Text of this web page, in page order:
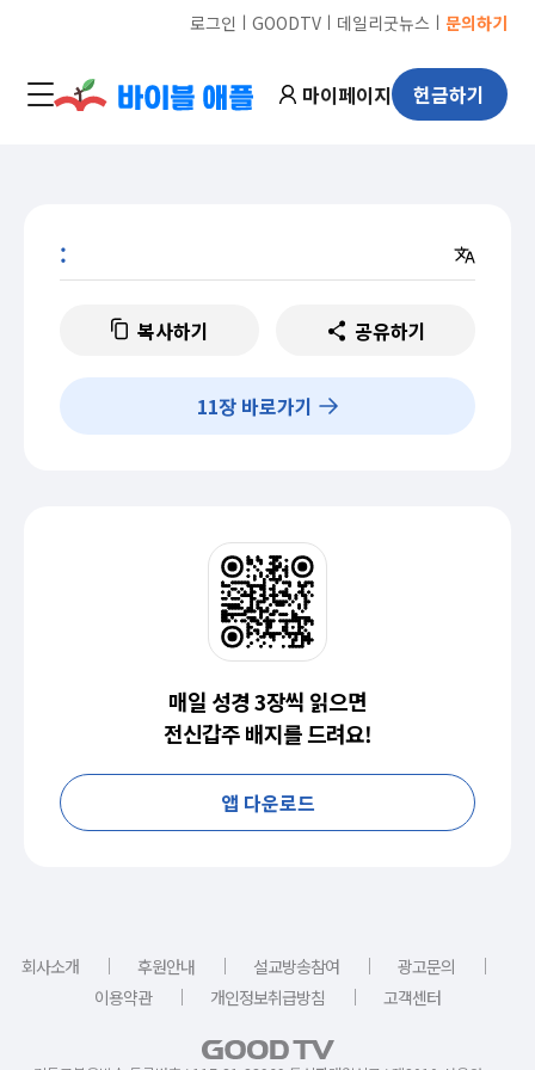
로그인 ㅣ GOODTVㅣ 데일리굿뉴스 ㅣ 문의하기
마이페이지 헌금하기
:
복사하기 공유하기
11장 바로가기
매일 성경 3장씩 읽으면
전신갑주 배지를 드려요!
앱 다운로드
회사소개 ｜ 후원안내 ｜ 설교방송참여 ｜ 광고문의
｜
이용약관
｜ 개인정보취급방침 ｜ 고객센터